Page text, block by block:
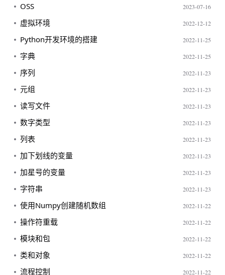
OSS 2023-07-16
虚拟环境 2022-12-12
Python开发环境的搭建 2022-11-25
字典 2022-11-25
序列 2022-11-23
元组 2022-11-23
读写文件 2022-11-23
数字类型 2022-11-23
列表 2022-11-23
加下划线的变量 2022-11-23
加星号的变量 2022-11-23
字符串 2022-11-23
使用Numpy创建随机数组 2022-11-22
操作符重载 2022-11-22
模块和包 2022-11-22
类和对象 2022-11-22
流程控制 2022-11-22